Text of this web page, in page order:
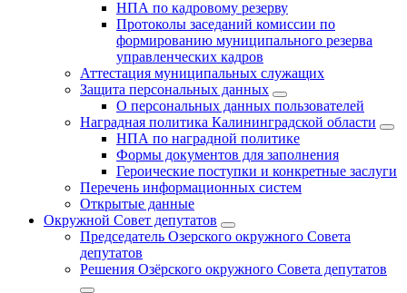
НПА по кадровому резерву
Протоколы заседаний комиссии по
формированию муниципального резерва
управленческих кадров
Аттестация муниципальных служащих
Защита персональных данных
О персональных данных пользователей
Наградная политика Калининградской области
НПА по наградной политике
Формы документов для заполнения
Героические поступки и конкретные заслуги
Перечень информационных систем
Открытые данные
Окружной Совет депутатов
Председатель Озерского окружного Совета
депутатов
Решения Озёрского окружного Совета депутатов